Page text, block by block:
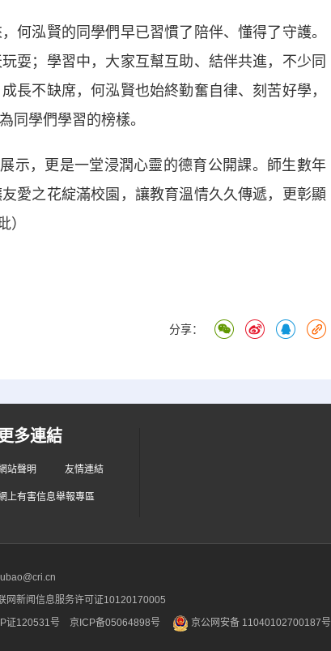
泓賢的同學們早已習慣了陪伴、懂得了守護。
耍；學習中，大家互幫互助、結伴共進，不少同
長不缺席，何泓賢也始終勤奮自律、刻苦好學，
同學們學習的榜樣。
，更是一堂浸潤心靈的德育公開課。師生數年
愛之花綻滿校園，讓教育溫情久久傳遞，更彰顯
）
分享：
更多連結
站聲明 友情連結
上有害信息舉報專區
网新闻信息服务许可证10120170005
证120531号 京ICP备05064898号 京公网安备 11040102700187号